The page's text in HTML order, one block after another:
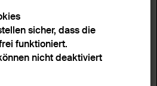
sicher, dass die
funktioniert.
nicht deaktiviert